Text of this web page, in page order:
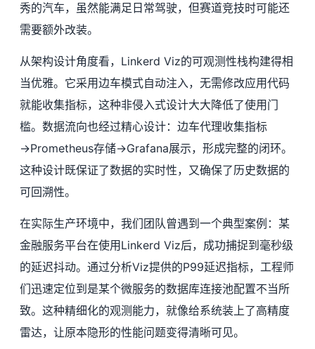
秀的汽车，虽然能满足日常驾驶，但赛道竞技时可能还
需要额外改装。
从架构设计角度看，Linkerd Viz的可观测性栈构建得相
当优雅。它采用边车模式自动注入，无需修改应用代码
就能收集指标，这种非侵入式设计大大降低了使用门
槛。数据流向也经过精心设计：边车代理收集指标
→Prometheus存储→Grafana展示，形成完整的闭环。
这种设计既保证了数据的实时性，又确保了历史数据的
可回溯性。
在实际生产环境中，我们团队曾遇到一个典型案例：某
金融服务平台在使用Linkerd Viz后，成功捕捉到毫秒级
的延迟抖动。通过分析Viz提供的P99延迟指标，工程师
们迅速定位到是某个微服务的数据库连接池配置不当所
致。这种精细化的观测能力，就像给系统装上了高精度
雷达，让原本隐形的性能问题变得清晰可见。